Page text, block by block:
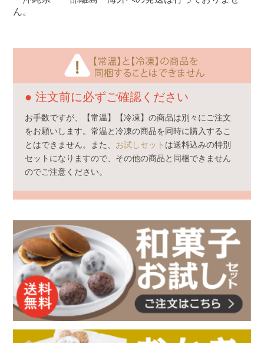
ん。
● 注文前に必ずご確認ください
お手数ですが、【常温】【冷凍】の商品は別々にご注文
をお願いします。常温と冷凍の商品を同時に購入するこ
とはできません。また、 お試しセット は送料込みの特別
セットになりますので、その他の商品と同梱できません
のでご注意ください。